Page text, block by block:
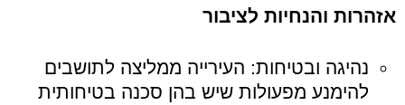
אזהרות והנחיות לציבור
נהיגה ובטיחות: העירייה ממליצה לתושבים
להימנע מפעולות שיש בהן סכנה בטיחותית